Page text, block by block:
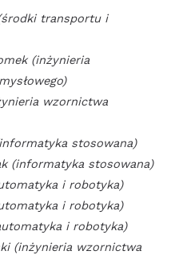
transportu i
(inżynieria
wzornictwa
stosowana)
(informatyka stosowana)
i robotyka)
i robotyka)
i robotyka)
(inżynieria wzornictwa